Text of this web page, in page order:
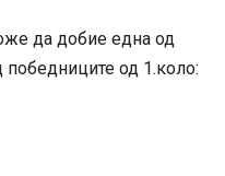
да добие една од
победниците од 1.коло: